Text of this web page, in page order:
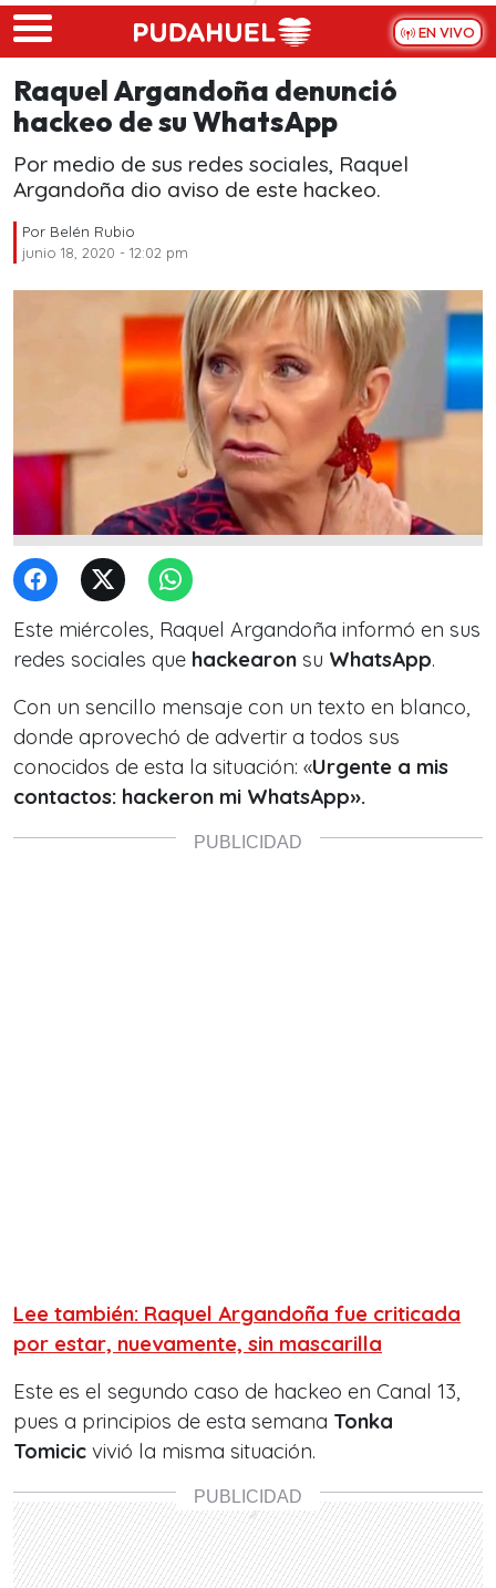
Skip to main content
EN VIVO
Raquel Argandoña denunció
hackeo de su WhatsApp
Por medio de sus redes sociales, Raquel
Argandoña dio aviso de este hackeo.
Por Belén Rubio
junio 18, 2020 - 12:02 pm
Este miércoles, Raquel Argandoña informó en sus
redes sociales que hackearon su WhatsApp.
Con un sencillo mensaje con un texto en blanco,
donde aprovechó de advertir a todos sus
conocidos de esta la situación: «Urgente a mis
contactos: hackeron mi WhatsApp».
Lee también: Raquel Argandoña fue criticada
por estar, nuevamente, sin mascarilla
Este es el segundo caso de hackeo en Canal 13,
pues a principios de esta semana Tonka
Tomicic vivió la misma situación.